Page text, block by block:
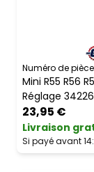
Numéro de
Mini R55 R56
Réglage
23,95 €
Livraison
Si payé avant